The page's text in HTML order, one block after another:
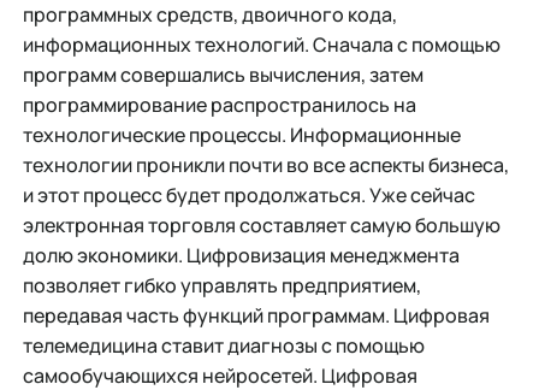
программных средств, двоичного кода,
информационных технологий. Сначала с помощью
программ совершались вычисления, затем
программирование распространилось на
технологические процессы. Информационные
технологии проникли почти во все аспекты бизнеса,
и этот процесс будет продолжаться. Уже сейчас
электронная торговля составляет самую большую
долю экономики. Цифровизация менеджмента
позволяет гибко управлять предприятием,
передавая часть функций программам. Цифровая
телемедицина ставит диагнозы с помощью
самообучающихся нейросетей. Цифровая